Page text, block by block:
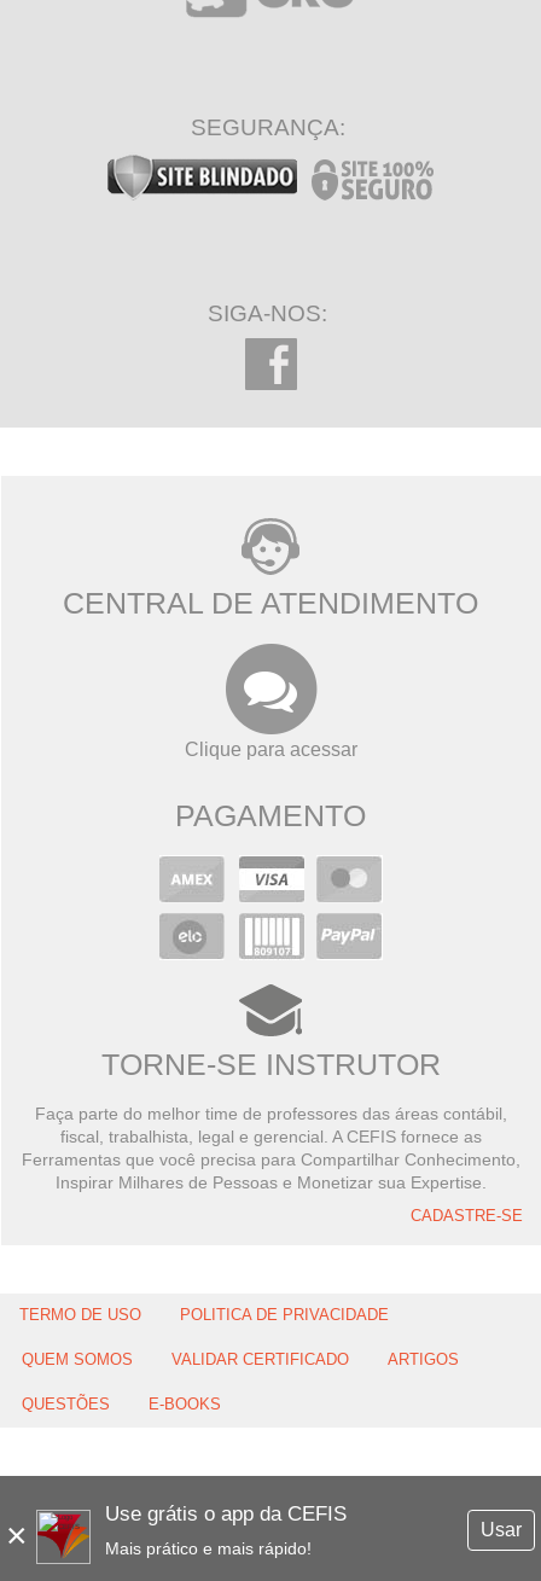
×
Use grátis o app da CEFIS
Mais prático e mais rápido!
Usar
SEGURANÇA:
SIGA-NOS:
CENTRAL DE ATENDIMENTO
Clique para acessar
PAGAMENTO
TORNE-SE INSTRUTOR
Faça parte do melhor time de professores das áreas contábil,
fiscal, trabalhista, legal e gerencial. A CEFIS fornece as
Ferramentas que você precisa para Compartilhar Conhecimento,
Inspirar Milhares de Pessoas e Monetizar sua Expertise.
CADASTRE-SE
TERMO DE USO POLITICA DE PRIVACIDADE
QUEM SOMOS VALIDAR CERTIFICADO ARTIGOS
QUESTÕES E-BOOKS